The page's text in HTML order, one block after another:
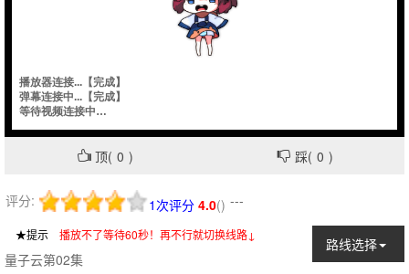
顶( 0 ) 踩( 0 )
评分: 4.0(
1次评分 ) ---
★提示 播放不了等待60秒！再不行就切换线路↓
路线选择
量子云第02集